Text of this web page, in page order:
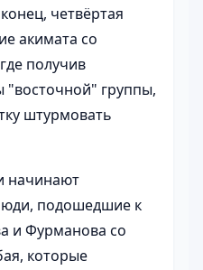
четвёртая
акимата со
получив
"восточной" группы,
штурмовать
начинают
подошедшие к
и Фурманова со
которые